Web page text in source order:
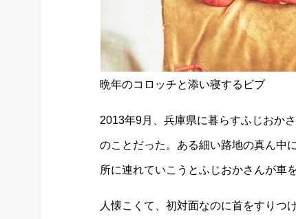
晩年のコロッチと添い寝するビブ
2013年9月、兵庫県に暮らすふじおか
のことだった。ある細い路地の真ん中
所に連れていこうとふじおかさんが車
人懐こくて、初対面なのに首をすりつ